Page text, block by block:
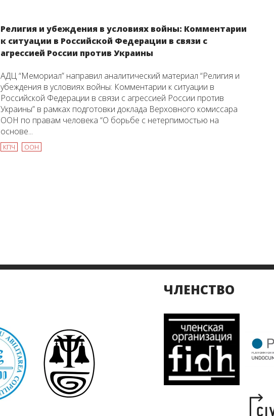
Религия и убеждения в условиях войны: Комментарии
к ситуации в Российской Федерации в связи с
агрессией России против Украины
АДЦ “Мемориал” направил аналитический материал “Религия и
убеждения в условиях войны: Комментарии к ситуации в
Российской Федерации в связи с агрессией России против
Украины” в рамках подготовки доклада Верховного комиссара
ООН по правам человека “О борьбе с нетерпимостью на
основе...
КПЧ ООН
ЧЛЕНСТВО